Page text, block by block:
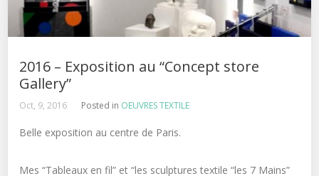
2016 – Exposition au “Concept store
Gallery”
Oct, 9, 2016 Posted in OEUVRES TEXTILE
Belle exposition au centre de Paris.
Mes “Tableaux en fil” et “les sculptures textile “les 7 Mains”